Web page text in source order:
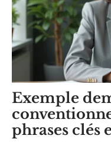
Exemple
phrases clés